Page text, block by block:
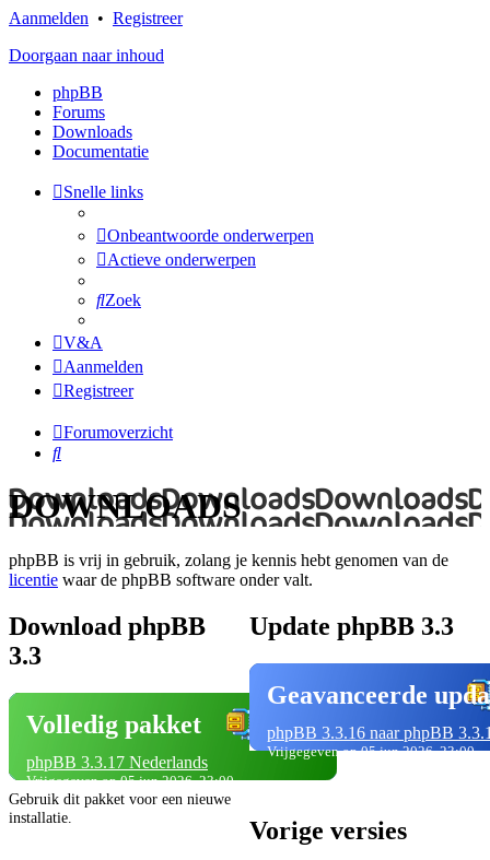
Aanmelden • Registreer
Doorgaan naar inhoud
phpBB
Forums
Downloads
Documentatie
Snelle links
Onbeantwoorde onderwerpen
Actieve onderwerpen
Zoek
V&A
Aanmelden
Registreer
Forumoverzicht
Zoek
DOWNLOADS
phpBB is vrij in gebruik, zolang je kennis hebt genomen van de
licentie waar de phpBB software onder valt.
Download phpBB
3.3
Volledig pakket
phpBB 3.3.17 Nederlands
Vrijgegeven op 05 jun 2026, 23:00
Gebruik dit pakket voor een nieuwe
installatie.
Update phpBB 3.3
Geavanceerde
phpBB 3.3.16 naar phpBB
Vrijgegeven op 05 jun 2026, 23:00
Vorige versies